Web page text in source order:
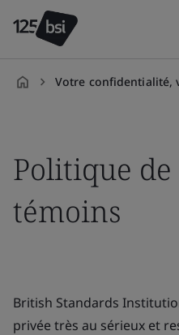
Votre confidentialité, votre
Politique
témoins
British Standards
privée très au sérieux et